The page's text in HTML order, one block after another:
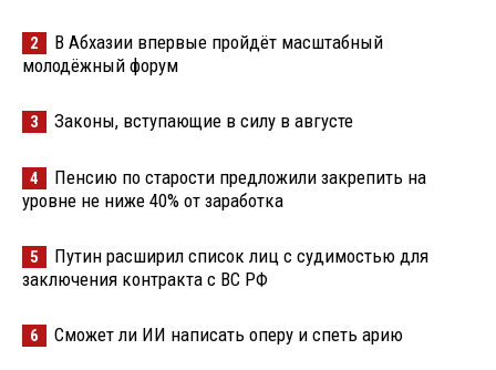
2
В Абхазии впервые пройдёт масштабный
молодёжный форум
3 Законы, вступающие в силу в августе
4
Пенсию по старости предложили закрепить на
уровне не ниже 40% от заработка
5
Путин расширил список лиц с судимостью для
заключения контракта с ВС РФ
6 Сможет ли ИИ написать оперу и спеть арию